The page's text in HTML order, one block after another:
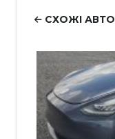
СХОЖІ АВТО